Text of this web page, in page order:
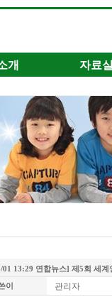
개 자료
01 13:29 연합뉴스] 제5회 세계
이
관리자